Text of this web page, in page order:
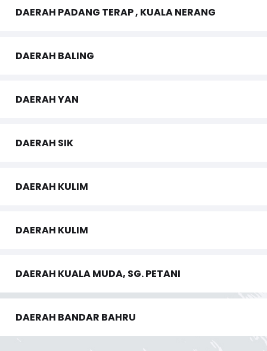
DAERAH PADANG TERAP , KUALA NERANG
DAERAH BALING
DAERAH YAN
DAERAH SIK
DAERAH KULIM
DAERAH KULIM
DAERAH KUALA MUDA, SG. PETANI
DAERAH BANDAR BAHRU